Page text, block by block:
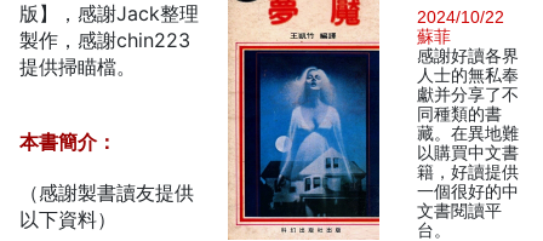
版】，感謝Jack整理
製作，感謝chin223
提供掃瞄檔。
本書簡介：
（感謝製書讀友提供
以下資料）
2024/10/22
蘇菲
感謝好讀各界
人士的無私奉
獻并分享了不
同種類的書
藏。在異地難
以購買中文書
籍，好讀提供
一個很好的中
文書閱讀平
台。